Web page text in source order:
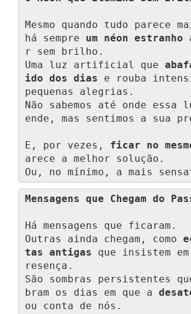
Mesmo quando tudo parece
há sempre um néon estranho
r sem brilho.
Uma luz artificial que
ido dos dias e rouba
pequenas alegrias.
Não sabemos até onde essa
ende, mas sentimos a sua
E, por vezes, ficar no
arece a melhor solução.
Ou, no mínimo, a mais
Mensagens que Chegam do
Há mensagens que ficaram.
Outras ainda chegam, como
tas antigas que insistem
resença.
São sombras persistentes
bram os dias em que a
ou conta de nós.